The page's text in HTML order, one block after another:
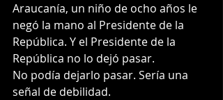
Araucanía, un niño de ocho años le
negó la mano al Presidente de la
República. Y el Presidente de la
República no lo dejó pasar.
No podía dejarlo pasar. Sería una
señal de debilidad.